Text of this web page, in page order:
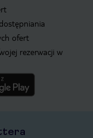
ofert
rezerwacji w